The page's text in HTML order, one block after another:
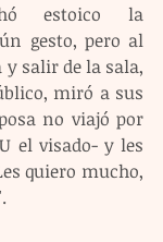
estoico la
gesto, pero al
salir de la sala,
miró a sus
no viajó por
el visado- y les
quiero mucho,